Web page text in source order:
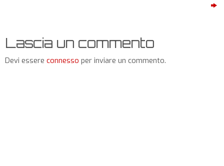
Lascia un commento
Devi essere connesso per inviare un commento.